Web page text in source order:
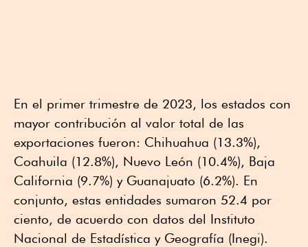
En el primer trimestre de 2023, los estados con
mayor contribución al valor total de las
exportaciones fueron: Chihuahua (13.3%),
Coahuila (12.8%), Nuevo León (10.4%), Baja
California (9.7%) y Guanajuato (6.2%). En
conjunto, estas entidades sumaron 52.4 por
ciento, de acuerdo con datos del Instituto
Nacional de Estadística y Geografía (Inegi).